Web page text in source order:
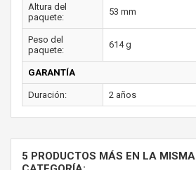
Altura del
paquete:
53 mm
Peso del
paquete:
614 g
GARANTÍA
Duración: 2 años
5 PRODUCTOS MÁS EN LA MISMA